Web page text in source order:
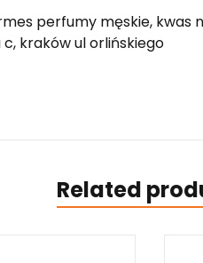
perfumy męskie, kwas
kraków ul orlińskiego
Related